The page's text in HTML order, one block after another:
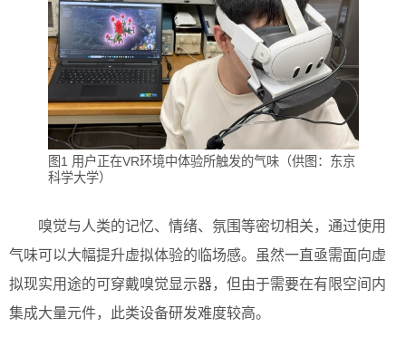
图1 用户正在VR环境中体验所触发的气味（供图：东京
科学大学）
嗅觉与人类的记忆、情绪、氛围等密切相关，通过使用
气味可以大幅提升虚拟体验的临场感。虽然一直亟需面向虚
拟现实用途的可穿戴嗅觉显示器，但由于需要在有限空间内
集成大量元件，此类设备研发难度较高。